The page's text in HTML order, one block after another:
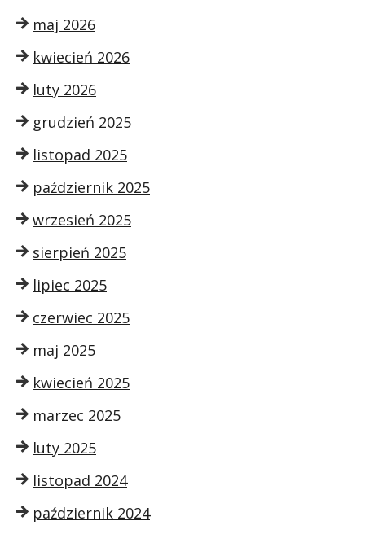
maj 2026
kwiecień 2026
luty 2026
grudzień 2025
listopad 2025
październik 2025
wrzesień 2025
sierpień 2025
lipiec 2025
czerwiec 2025
maj 2025
kwiecień 2025
marzec 2025
luty 2025
listopad 2024
październik 2024